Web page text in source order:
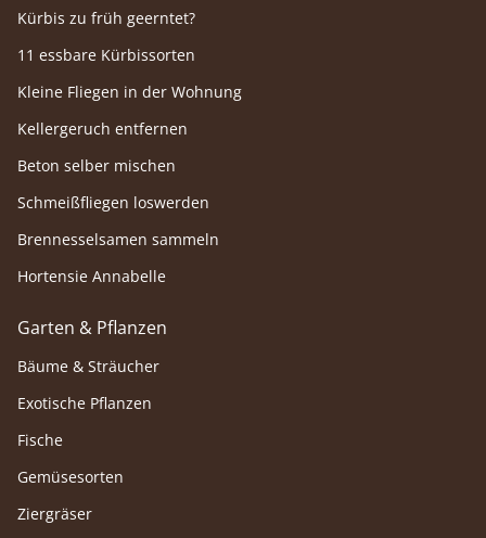
Kürbis zu früh geerntet?
11 essbare Kürbissorten
Kleine Fliegen in der Wohnung
Kellergeruch entfernen
Beton selber mischen
Schmeißfliegen loswerden
Brennesselsamen sammeln
Hortensie Annabelle
Garten & Pflanzen
Bäume & Sträucher
Exotische Pflanzen
Fische
Gemüsesorten
Ziergräser